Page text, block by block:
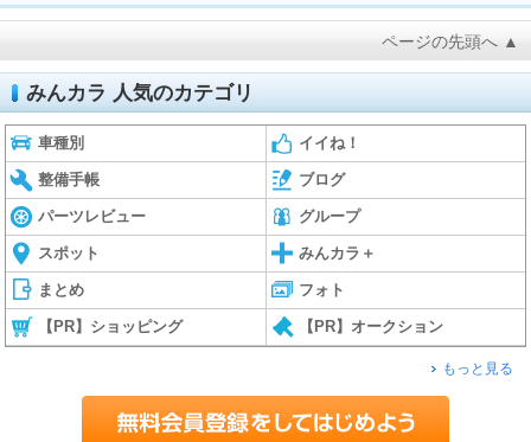
ページの先頭へ ▲
みんカラ 人気のカテゴリ
車種別 イイね！
整備手帳 ブログ
パーツレビュー グループ
スポット みんカラ＋
まとめ フォト
【PR】ショッピング 【PR】オークション
もっと見る